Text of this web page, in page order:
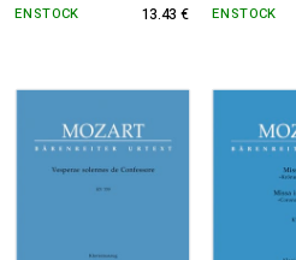
EN STOCK 13.43 € EN STOCK